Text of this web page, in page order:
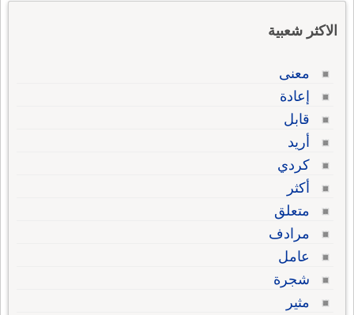
الاكثر شعبية
معنى
إعادة
قابل
أريد
كردي
أكثر
متعلق
مرادف
عامل
شجرة
مثير